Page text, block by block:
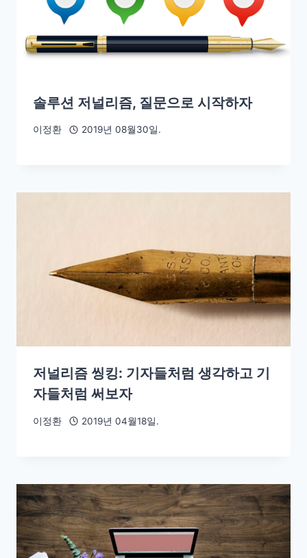
솔루션 저널리즘, 질문으로 시작하자
이정환 2019년 08월30일.
저널리즘 씽킹: 기자들처럼 생각하고 기
자들처럼 써보자
이정환 2019년 04월18일.